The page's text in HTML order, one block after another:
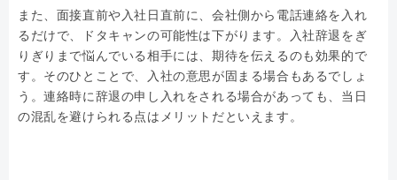
また、面接直前や入社日直前に、会社側から電話連絡を入れ
るだけで、ドタキャンの可能性は下がります。入社辞退をぎ
りぎりまで悩んでいる相手には、期待を伝えるのも効果的で
す。そのひとことで、入社の意思が固まる場合もあるでしょ
う。連絡時に辞退の申し入れをされる場合があっても、当日
の混乱を避けられる点はメリットだといえます。